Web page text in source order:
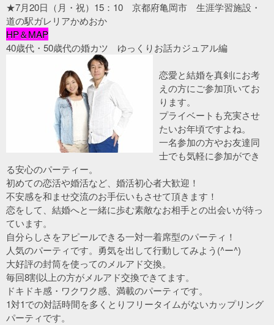
★7月20日（月・祝）15：10 京都府亀岡市 生涯学習施設・
道の駅ガレリアかめおか
HP＆MAP
40歳代・50歳代の婚カツ ゆっくりお話カジュアル編
恋愛と結婚を真剣にお考
えの方にご参加頂いてお
ります。
プライベートも充実させ
たいお年頃ですよね。
一名参加の方やお友達同
士でも気軽に参加ができ
る安心のパーティー。
初めての恋活や婚活など、婚活初心者大歓迎！
不安感を和ませ交流のお手伝いもさせて頂きます！
恋をして、結婚へと一緒に歩む素敵なお相手との出会いが待っ
ています。
自分らしさをアピールできる一対一着席型のパーティ！
人気のパーティです。勇気を出して行動してみよう(^ー^)
大好評の封筒を使ってのメルアド交換。
毎回8割以上の方がメルアド交換できてます。
ドキドキ感・ワクワク感、満載のパーティです。
1対1での対話時間を多くとりフリータイムがないカップリング
パーティです。